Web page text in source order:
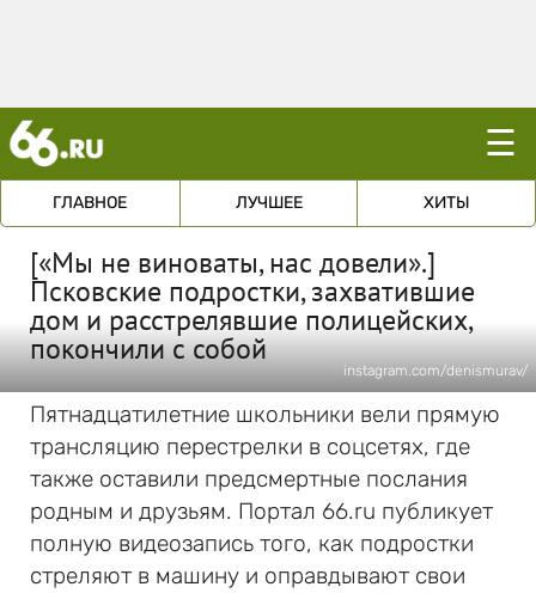
☰
ГЛАВНОЕ ЛУЧШЕЕ ХИТЫ
[«Мы не виноваты, нас довели».]
Псковские подростки, захватившие
дом и расстрелявшие полицейских,
покончили с собой
instagram.com/denismurav/
Пятнадцатилетние школьники вели прямую
трансляцию перестрелки в соцсетях, где
также оставили предсмертные послания
родным и друзьям. Портал 66.ru публикует
полную видеозапись того, как подростки
стреляют в машину и оправдывают свои